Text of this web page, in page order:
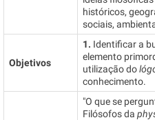
históricos,
sociais,
Objetivos
1. Identificar a
elemento
utilização do
conhecimento.
"O que se
Filósofos da